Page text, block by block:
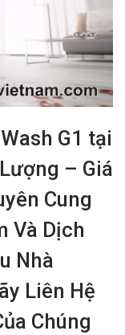
G1 tại
– Giá
Cung
Và Dịch
Nhà
Liên Hệ
Chúng